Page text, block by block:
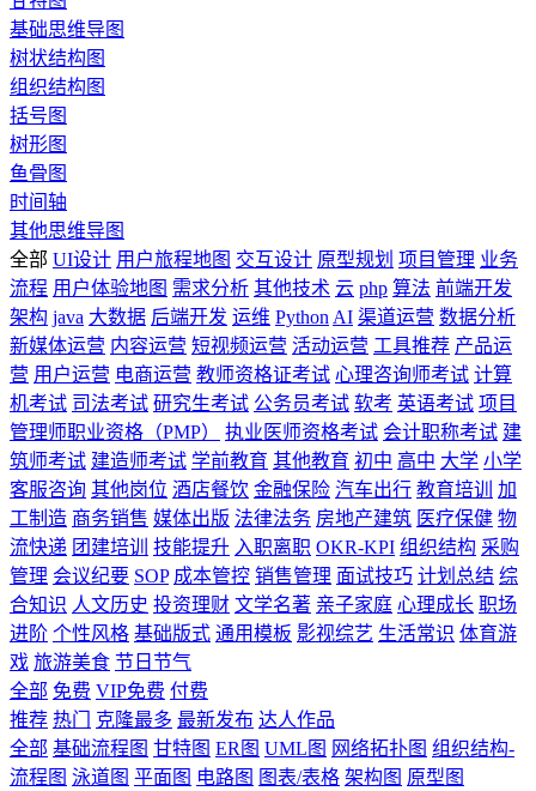
基础思维导图
树状结构图
组织结构图
括号图
树形图
鱼骨图
时间轴
其他思维导图
全部 UI设计 用户旅程地图 交互设计 原型规划 项目管理 业务
流程 用户体验地图 需求分析 其他技术 云 php 算法 前端开发
架构 java 大数据 后端开发 运维 Python AI 渠道运营 数据分析
新媒体运营 内容运营 短视频运营 活动运营 工具推荐 产品运
营 用户运营 电商运营 教师资格证考试 心理咨询师考试 计算
机考试 司法考试 研究生考试 公务员考试 软考 英语考试 项目
管理师职业资格（PMP）
执业医师资格考试 会计职称考试 建
筑师考试 建造师考试 学前教育 其他教育 初中 高中 大学 小学
客服咨询 其他岗位 酒店餐饮 金融保险 汽车出行 教育培训
加
工制造 商务销售 媒体出版 法律法务 房地产建筑 医疗保健 物
流快递 团建培训 技能提升 入职离职 OKR-KPI 组织结构 采购
管理 会议纪要 SOP 成本管控 销售管理 面试技巧 计划总结 综
合知识 人文历史 投资理财 文学名著 亲子家庭 心理成长 职场
进阶 个性风格 基础版式 通用模板 影视综艺 生活常识 体育游
戏 旅游美食 节日节气
全部 免费 VIP免费 付费
推荐 热门 克隆最多 最新发布 达人作品
全部 基础流程图 甘特图 ER图 UML图 网络拓扑图 组织结构-
流程图 泳道图 平面图 电路图 图表/表格 架构图 原型图